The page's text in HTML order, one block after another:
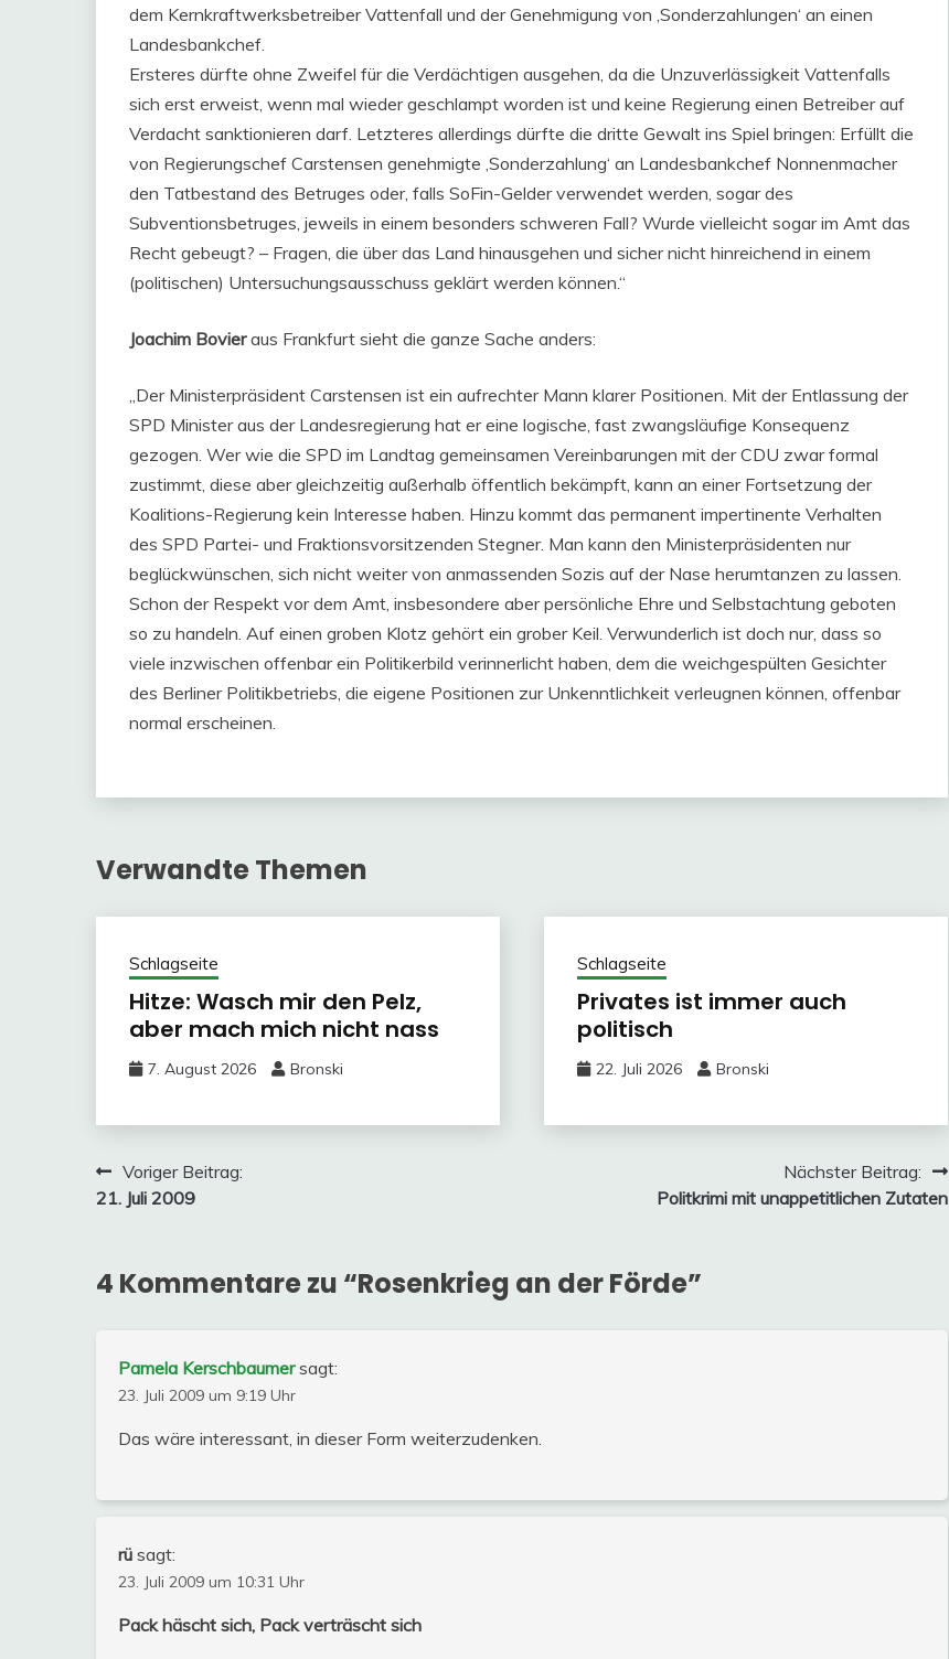
dem Kernkraftwerksbetreiber Vattenfall und der Genehmigung von ‚Sonderzahlungen‘ an einen
Landesbankchef.
Ersteres dürfte ohne Zweifel für die Verdächtigen ausgehen, da die Unzuverlässigkeit Vattenfalls
sich erst erweist, wenn mal wieder geschlampt worden ist und keine Regierung einen Betreiber auf
Verdacht sanktionieren darf. Letzteres allerdings dürfte die dritte Gewalt ins Spiel bringen: Erfüllt die
von Regierungschef Carstensen genehmigte ‚Sonderzahlung‘ an Landesbankchef Nonnenmacher
den Tatbestand des Betruges oder, falls SoFin-Gelder verwendet werden, sogar des
Subventionsbetruges, jeweils in einem besonders schweren Fall? Wurde vielleicht sogar im Amt das
Recht gebeugt? – Fragen, die über das Land hinausgehen und sicher nicht hinreichend in einem
(politischen) Untersuchungsausschuss geklärt werden können.“
Joachim Bovieraus Frankfurt sieht die ganze Sache anders:
„Der Ministerpräsident Carstensen ist ein aufrechter Mann klarer Positionen. Mit der Entlassung der
SPD Minister aus der Landesregierung hat er eine logische, fast zwangsläufige Konsequenz
gezogen. Wer wie die SPD im Landtag gemeinsamen Vereinbarungen mit der CDU zwar formal
zustimmt, diese aber gleichzeitig außerhalb öffentlich bekämpft, kann an einer Fortsetzung der
Koalitions-Regierung kein Interesse haben. Hinzu kommt das permanent impertinente Verhalten
des SPD Partei- und Fraktionsvorsitzenden Stegner. Man kann den Ministerpräsidenten nur
beglückwünschen, sich nicht weiter von anmassenden Sozis auf der Nase herumtanzen zu lassen.
Schon der Respekt vor dem Amt, insbesondere aber persönliche Ehre und Selbstachtung geboten
so zu handeln. Auf einen groben Klotz gehört ein grober Keil. Verwunderlich ist doch nur, dass so
viele inzwischen offenbar ein Politikerbild verinnerlicht haben, dem die weichgespülten Gesichter
des Berliner Politikbetriebs, die eigene Positionen zur Unkenntlichkeit verleugnen können, offenbar
normal erscheinen.
Verwandte Themen
Schlagseite
Hitze: Wasch mir den Pelz,
aber mach mich nicht nass
7. August 2026 Bronski
Schlagseite
Privates ist immer auch
politisch
22. Juli 2026 Bronski
Beitragsnavigation
Voriger Beitrag:
21. Juli 2009
Nächster Beitrag:
Politkrimi mit unappetitlichen Zutaten
4 Kommentare zu “Rosenkrieg an der Förde”
Pamela Kerschbaumer sagt:
23. Juli 2009 um 9:19 Uhr
Das wäre interessant, in dieser Form weiterzudenken.
rü sagt:
23. Juli 2009 um 10:31 Uhr
Pack häscht sich, Pack verträscht sich